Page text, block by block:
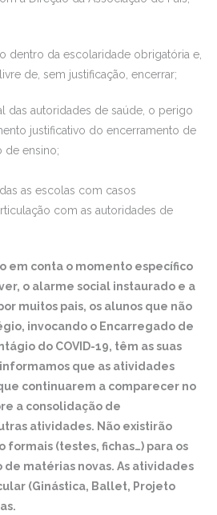
dentro da escolaridade obrigatória e,
de, sem justificação, encerrar;
das autoridades de saúde, o perigo
justificativo do encerramento de
de ensino;
as escolas com casos
com as autoridades de
em conta o momento específico
o alarme social instaurado e a
muitos pais, os alunos que não
invocando o Encarregado de
do COVID-19, têm as suas
que as atividades
continuarem a comparecer no
a consolidação de
atividades. Não existirão
formais (testes, fichas…) para os
matérias novas. As atividades
(Ginástica, Ballet, Projeto